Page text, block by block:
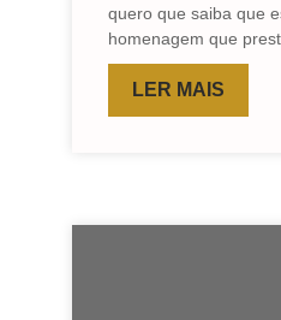
quero que saiba que
homenagem que
LER MAIS